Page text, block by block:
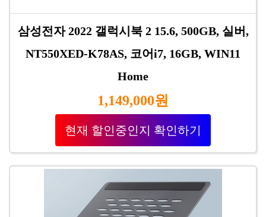
삼성전자 2022 갤럭시북 2 15.6, 500GB, 실버,
NT550XED-K78AS, 코어i7, 16GB, WIN11
Home
1,149,000원
현재 할인중인지 확인하기